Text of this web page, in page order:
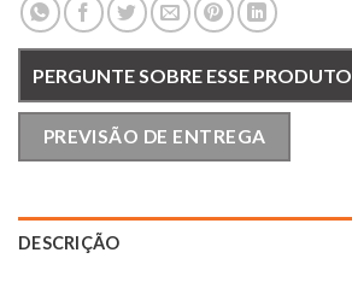
PERGUNTE SOBRE ESSE PRODUTO
PREVISÃO DE ENTREGA
DESCRIÇÃO